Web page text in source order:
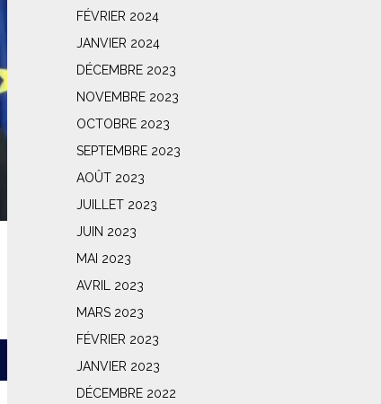
FÉVRIER 2024
JANVIER 2024
DÉCEMBRE 2023
NOVEMBRE 2023
OCTOBRE 2023
SEPTEMBRE 2023
AOÛT 2023
JUILLET 2023
JUIN 2023
MAI 2023
AVRIL 2023
MARS 2023
FÉVRIER 2023
JANVIER 2023
DÉCEMBRE 2022